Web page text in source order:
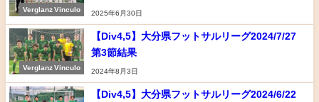
Verglanz Vinculo
2025年6月30日
Verglanz Vinculo
【Div4,5】大分県フットサルリーグ2024/7/27
第3節結果
2024年8月3日
【Div4,5】大分県フットサルリーグ2024/6/22